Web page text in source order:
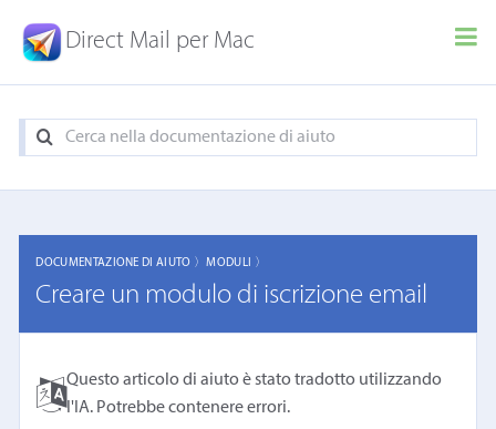
Direct Mail per Mac
DOCUMENTAZIONE DI AIUTO 〉MODULI 〉
Creare un modulo di iscrizione email
Questo articolo di aiuto è stato tradotto utilizzando
l'IA. Potrebbe contenere errori.